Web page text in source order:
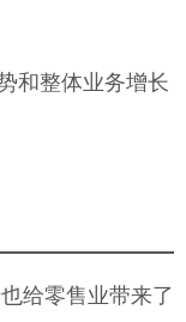
和整体业务增长
给零售业带来了